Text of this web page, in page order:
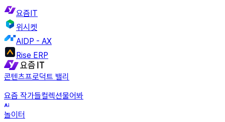
요즘IT
위시켓
AIDP - AX
Rise ERP
콘텐츠프로덕트 밸리
요즘 작가들컬렉션물어봐
놀이터